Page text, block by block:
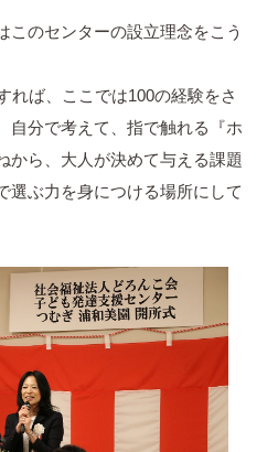
このセンターの設立理念をこう
れば、ここでは100の経験をさ
自分で考えて、指で触れる『ホ
から、大人が決めて与える課題
選ぶ力を身につける場所にして